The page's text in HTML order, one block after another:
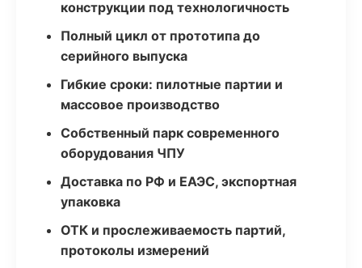
конструкции под технологичность
Полный цикл от прототипа до
серийного выпуска
Гибкие сроки: пилотные партии и
массовое производство
Собственный парк современного
оборудования ЧПУ
Доставка по РФ и ЕАЭС, экспортная
упаковка
ОТК и прослеживаемость партий,
протоколы измерений